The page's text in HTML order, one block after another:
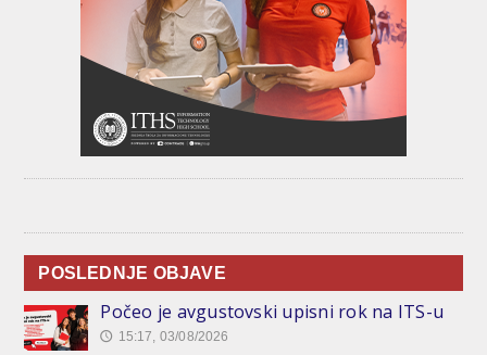
POSLEDNJE OBJAVE
Počeo je avgustovski upisni rok na ITS-u
🕔 15:17, 03/08/2026